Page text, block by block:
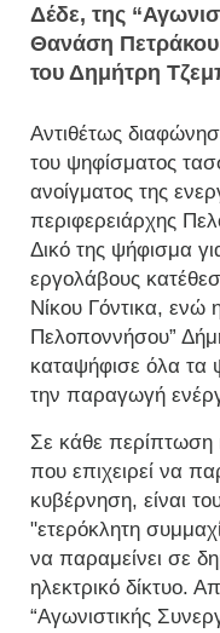
Δέδε, της
Θανάση Πετράκου
του Δημήτρη
Αντιθέτως
του ψηφίσματος
ανοίγματος της
περιφερειάρχης
Δικό της ψήφισμα
εργολάβους
Νίκου Γόντικα,
Πελοποννήσου”
καταψήφισε όλα τα
την παραγωγή
Σε κάθε περίπτωση
που επιχειρεί να
κυβέρνηση, είναι
"ετερόκλητη
να παραμείνει σε
ηλεκτρικό δίκτυο.
“Αγωνιστικής